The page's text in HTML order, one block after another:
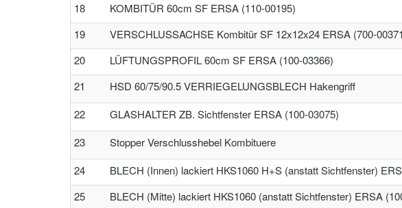
18 KOMBITÜR 60cm SF ERSA (110-00195)
19 VERSCHLUSSACHSE Kombitür SF 12x12x24 ERSA (700-
20 LÜFTUNGSPROFIL 60cm SF ERSA (100-03366)
21 HSD 60/75/90.5 VERRIEGELUNGSBLECH Hakengriff
22 GLASHALTER ZB. Sichtfenster ERSA (100-03075)
23 Stopper Verschlusshebel Kombituere
24 BLECH (Innen) lackiert HKS1060 H+S (anstatt Sichtfenster)
25 BLECH (Mitte) lackiert HKS1060 (anstatt Sichtfenster) ERSA